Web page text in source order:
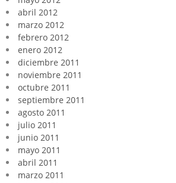
abril 2012
marzo 2012
febrero 2012
enero 2012
diciembre 2011
noviembre 2011
octubre 2011
septiembre 2011
agosto 2011
julio 2011
junio 2011
mayo 2011
abril 2011
marzo 2011